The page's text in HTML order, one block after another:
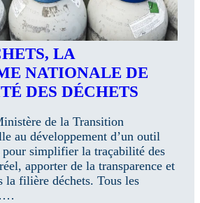
LA
NATIONALE DE
DES DÉCHETS
de la Transition
au développement d’un outil
simplifier la traçabilité des
apporter de la transparence et
la filière déchets. Tous les